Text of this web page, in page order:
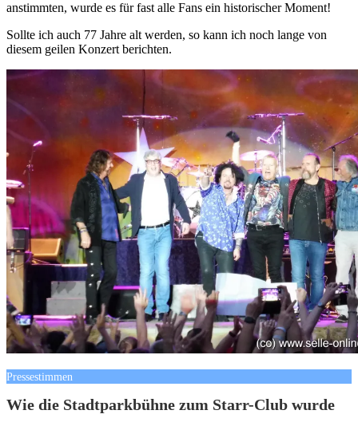
anstimmten, wurde es für fast alle Fans ein historischer Moment!
Sollte ich auch 77 Jahre alt werden, so kann ich noch lange von
diesem geilen Konzert berichten.
Pressestimmen
Wie die Stadtparkbühne zum Starr-Club wurde